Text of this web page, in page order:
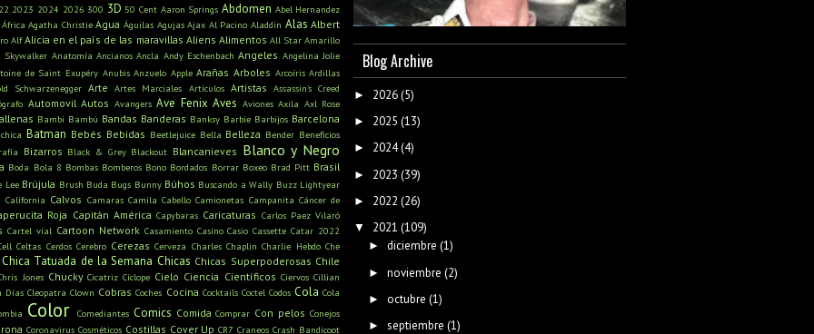
2023 2024 2026 300 3D 50 Cent Aaron Springs Abdomen Abel Hernandez
África Agatha Christie Agua Águilas Agujas Ajax Al Pacino Aladdin Alas Albert
Alf Alicia en el país de las maravillas Aliens Alimentos All Star Amarillo
Skywalker Anatomía Ancianos Ancla Andy Eschenbach Angeles Angelina Jolie
de Saint Exupéry Anubis Anzuelo Apple Arañas Arboles Arcoíris Ardillas
Schwarzenegger Arte Artes Marciales Artículos Artistas Assassin's Creed
Automovil Autos Avangers Ave Fenix Aves Aviones Axila Axl Rose
Bambi Bambú Bandas Banderas Banksy Barbie Barbijos Barcelona
Batman Bebés Bebidas Beetlejuice Bella Belleza Bender Beneficios
Bizarros Black & Grey Blackout Blancanieves Blanco y Negro
Boda Bola 8 Bombas Bomberos Bono Bordados Borrar Boxeo Brad Pitt Brasil
Lee Brújula Brush Buda Bugs Bunny Búhos Buscando a Wally Buzz Lightyear
California Calvos Camaras Camila Cabello Camionetas Campanita Cáncer de
Roja Capitán América Capybaras Caricaturas Carlos Paez Vilaró
Cartel víal Cartoon Network Casamiento Casino Casio Cassette Catar 2022
Celtas Cerdos Cerebro Cerezas Cerveza Charles Chaplin Charlie Hebdo Che
Chica Tatuada de la Semana Chicas Chicas Superpoderosas Chile
Jones Chucky Cicatriz Cíclope Cielo Ciencia Científicos Ciervos Cillian
Días Cleopatra Clown Cobras Coches Cocina Cocktails Coctel Codos Cola Cola
Color Comediantes Comics Comida Comprar Con pelos Conejos
Coronavirus Cosméticos Costillas Cover Up CR7 Craneos Crash Bandicoot
Blog Archive
► 2026(5)
► 2025 (13)
► 2024(4)
► 2023 (39)
► 2022 (26)
▼ 2021 (109)
► diciembre (1)
► noviembre (2)
► octubre (1)
► septiembre (1)